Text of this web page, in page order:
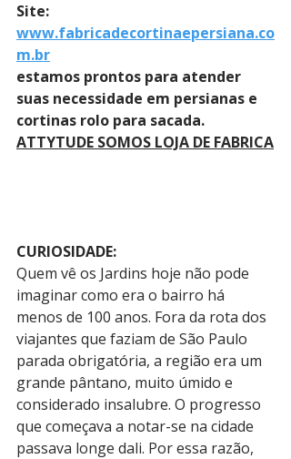
Site:
www.fabricadecortinaepersiana.co
m.br
estamos prontos para atender
suas necessidade em persianas e
cortinas rolo para sacada.
ATTYTUDE SOMOS LOJA DE FABRICA
CURIOSIDADE:
Quem vê os Jardins hoje não pode
imaginar como era o bairro há
menos de 100 anos. Fora da rota dos
viajantes que faziam de São Paulo
parada obrigatória, a região era um
grande pântano, muito úmido e
considerado insalubre. O progresso
que começava a notar-se na cidade
passava longe dali. Por essa razão,